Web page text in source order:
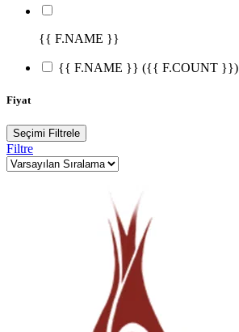
{{ F.NAME }}
{{ F.NAME }} ({{ F.COUNT }})
Fiyat
Seçimi Filtrele
Filtre